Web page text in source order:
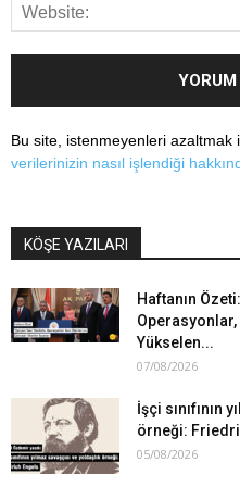
Bu site, istenmeyenleri azaltmak
verilerinizin nasıl işlendiği
KÖŞE YAZILARI
Haftanın
Operasyonlar,
Yükselen...
07/08/2026
İşçi sınıfının
örneği:
05/08/2026